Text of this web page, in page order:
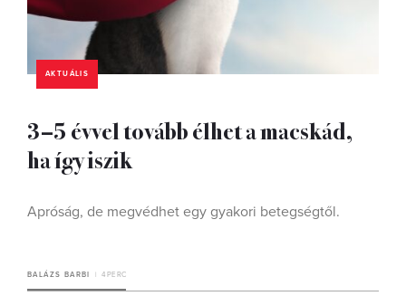
AKTUÁLIS
3–5 évvel tovább élhet a macskád,
ha így iszik
Apróság, de megvédhet egy gyakori betegségtől.
BALÁZS BARBI 4 PERC